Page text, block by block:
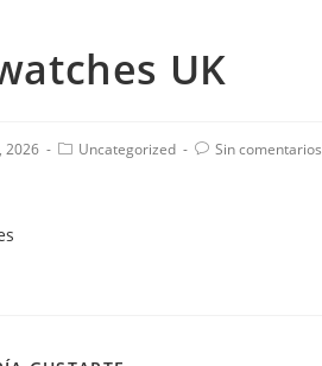
UK
2026 Uncategorized Sin comentarios